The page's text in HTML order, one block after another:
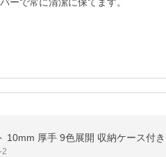
10mm 厚手 9色展開 収納ケース付
2